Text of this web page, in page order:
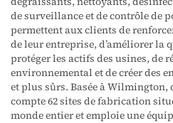
de surveillance et de contrôle de
permettent aux clients de
de leur entreprise, d’améliorer la
protéger les actifs des usines, de
environnemental et de créer des
et plus sûrs. Basée à Wilmington,
compte 62 sites de fabrication
monde entier et emploie une